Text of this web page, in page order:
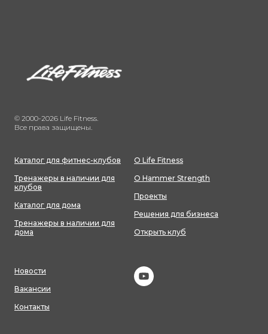
© 2000-2026 Life Fitness.
Все права защищены.
Каталог для фитнес-клубов
Тренажеры в наличии для
клубов
Каталог для дома
Тренажеры в наличии для
дома
О Life Fitness
О Hammer Strength
Проекты
Решения для бизнеса
Открыть клуб
Новости
Вакансии
Контакты